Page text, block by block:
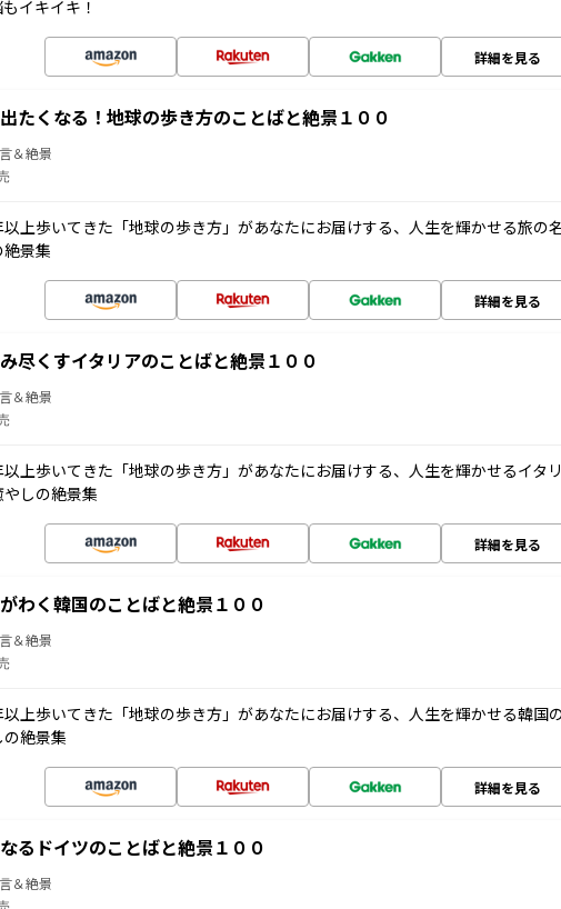
イキイキ！
詳細を見る
たくなる！地球の歩き方のことばと絶景１００
＆絶景
上歩いてきた「地球の歩き方」があなたにお届けする、人生を輝かせる旅の
景集
詳細を見る
尽くすイタリアのことばと絶景１００
＆絶景
上歩いてきた「地球の歩き方」があなたにお届けする、人生を輝かせるイタリ
しの絶景集
詳細を見る
わく韓国のことばと絶景１００
＆絶景
上歩いてきた「地球の歩き方」があなたにお届けする、人生を輝かせる韓国
絶景集
詳細を見る
るドイツのことばと絶景１００
＆絶景